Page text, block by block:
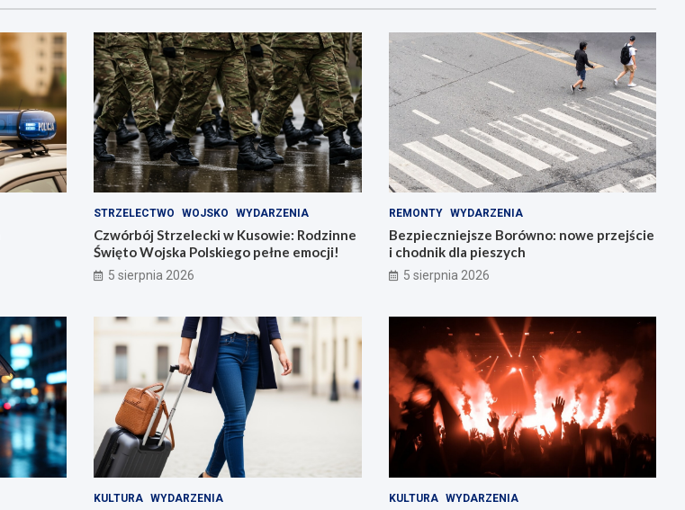
STRZELECTWO WOJSKO WYDARZENIA
Czwórbój Strzelecki w Kusowie: Rodzinne
Święto Wojska Polskiego pełne emocji!
5 sierpnia 2026
REMONTY WYDARZENIA
Bezpieczniejsze Borówno: nowe przejście
i chodnik dla pieszych
5 sierpnia 2026
KULTURA WYDARZENIA KULTURA WYDARZENIA